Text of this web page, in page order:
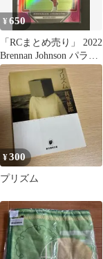
¥650
「RCまとめ売り」 2022
Brennan Johnson パラレ
ル
¥300
プリズム